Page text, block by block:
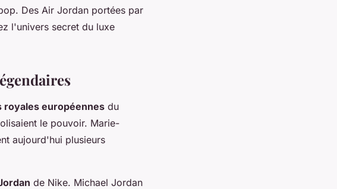
Des Air Jordan portées par
l'univers secret du luxe
royales européennes du
le pouvoir. Marie-
aujourd'hui plusieurs
de Nike. Michael Jordan